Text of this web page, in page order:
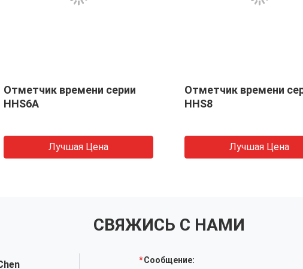
Отметчик времени серии
HHS6A
Лучшая Цена
Отметчик времени
HHS8
Лучшая Цена
СВЯЖИСЬ С НАМИ
Сообщение: